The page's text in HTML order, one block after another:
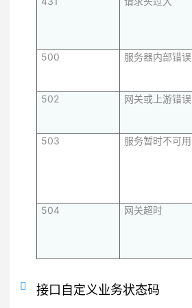
500
服务器内部错误
502
网关或上游错误
503
服务暂时不可用
504
网关超时
接口自定义业务状态码